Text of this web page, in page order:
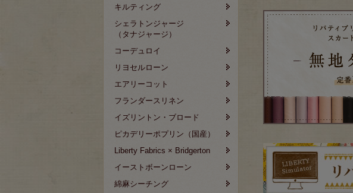
キルティング
シェラトンジャージ
（タナジャージ）
コーデュロイ
リヨセルローン
エアリーコット
フランダースリネン
イズリントン・ブロード
ピカデリーポプリン（国産）
Liberty Fabrics × Bridgerton
イーストボーンローン
綿麻シーチング